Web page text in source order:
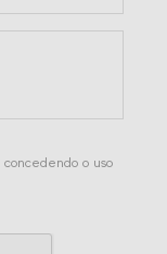
concedendo o uso